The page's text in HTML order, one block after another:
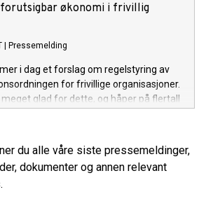
økonomi i frivillig
Pressemelding
i dag et forslag om regelstyring av
for frivillige organisasjoner.
meget glad for dette, og håper på flertall
du alle våre siste pressemeldinger,
dokumenter og annen relevant